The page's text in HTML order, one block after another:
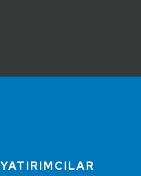
YATIRIMCILAR